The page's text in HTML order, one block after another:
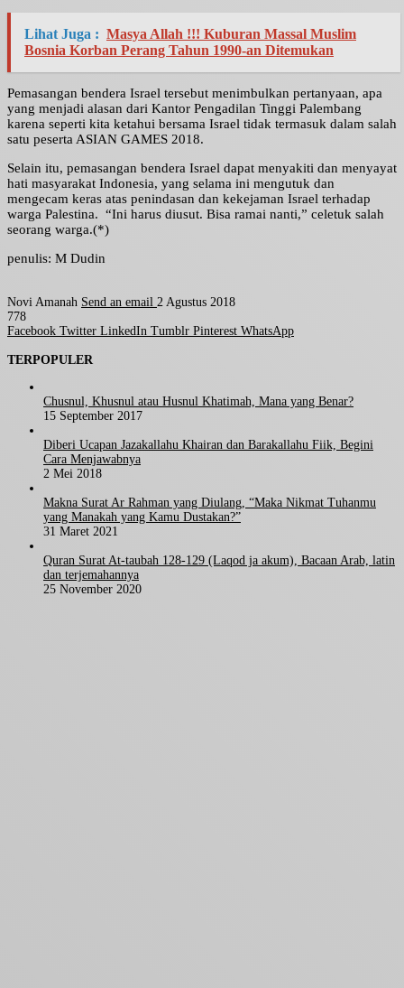
Lihat Juga : Masya Allah !!! Kuburan Massal Muslim
Bosnia Korban Perang Tahun 1990-an Ditemukan
Pemasangan bendera Israel tersebut menimbulkan pertanyaan, apa
yang menjadi alasan dari Kantor Pengadilan Tinggi Palembang
karena seperti kita ketahui bersama Israel tidak termasuk dalam salah
satu peserta ASIAN GAMES 2018.
Selain itu, pemasangan bendera Israel dapat menyakiti dan menyayat
hati masyarakat Indonesia, yang selama ini mengutuk dan
mengecam keras atas penindasan dan kekejaman Israel terhadap
warga Palestina. “Ini harus diusut. Bisa ramai nanti,” celetuk salah
seorang warga.(*)
penulis: M Dudin
Novi Amanah Send an email 2 Agustus 2018
778
Facebook Twitter LinkedIn Tumblr Pinterest WhatsApp
TERPOPULER
Chusnul, Khusnul atau Husnul Khatimah, Mana yang Benar?
15 September 2017
Diberi Ucapan Jazakallahu Khairan dan Barakallahu Fiik, Begini
Cara Menjawabnya
2 Mei 2018
Makna Surat Ar Rahman yang Diulang, “Maka Nikmat Tuhanmu
yang Manakah yang Kamu Dustakan?”
31 Maret 2021
Quran Surat At-taubah 128-129 (Laqod ja akum), Bacaan Arab, latin
dan terjemahannya
25 November 2020